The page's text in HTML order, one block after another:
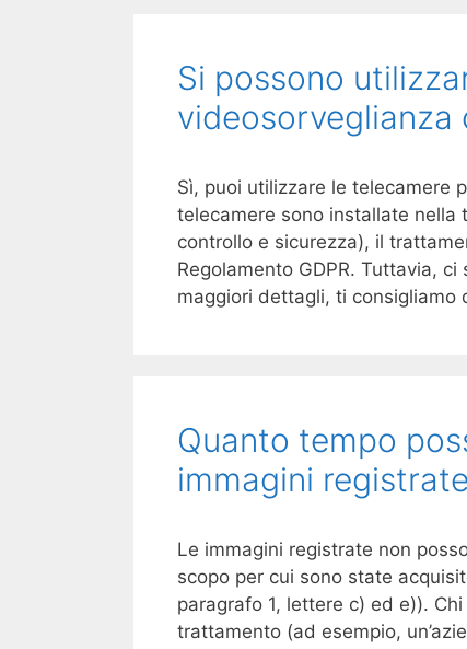
Si possono
videosorveglianza
Sì, puoi utilizzare le telecamere
telecamere sono installate nella
controllo e sicurezza), il
Regolamento GDPR. Tuttavia,
maggiori dettagli, ti
Quanto tempo
immagini
Le immagini registrate non
scopo per cui sono state
paragrafo 1, lettere c) ed e)).
trattamento (ad esempio,